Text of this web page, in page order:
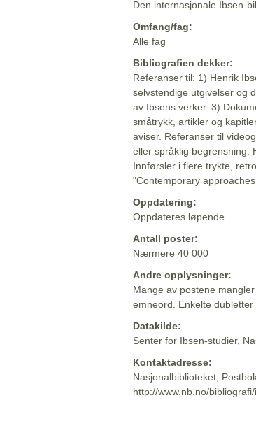
Den internasjonale Ibsen-
Omfang/fag:
Alle fag
Bibliografien dekker:
Referanser til: 1) Henrik
selvstendige utgivelser og
av Ibsens verker. 3)
småtrykk, artikler og
aviser. Referanser til
eller språklig begrensning.
Innførsler i flere trykte,
"Contemporary
Oppdatering:
Oppdateres løpende
Antall poster:
Nærmere 40 000
Andre opplysninger:
Mange av postene
emneord. Enkelte dubletter
Datakilde:
Senter for Ibsen-studier,
Kontaktadresse:
Nasjonalbiblioteket,
http://www.nb.no/